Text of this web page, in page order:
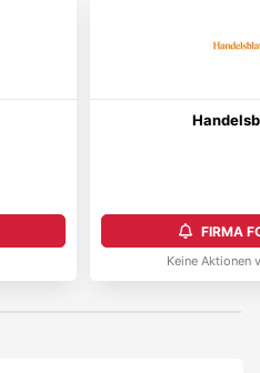
FIRMA
Keine Aktionen